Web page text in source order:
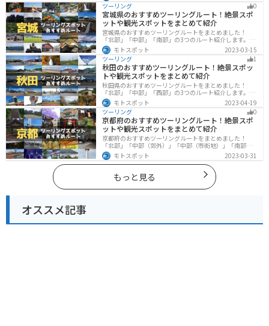
ットが多数あります。バイクで東北にツーリングに行く
際は参考にしてください。
ツーリング
0
宮城県のおすすめツーリングルート！絶景スポ
ットや観光スポットをまとめて紹介
宮城県のおすすめツーリングルートをまとめました！
「北部」「中部」「南部」の3つのルート紹介します。キ
ツネ村や広大な山や滝、湖などを歴史や自然を満喫する
ツーリングができます。バイクで宮城県にツーリングに
行く際は参考にしてください。
モトスポット
2023-03-15
ツーリング
1
秋田のおすすめツーリングルート！絶景スポッ
トや観光スポットをまとめて紹介
秋田県のおすすめツーリングルートをまとめました！
「北部」「中部」「西部」の3つのルート紹介します。自
然豊かな山々や湖、温泉地が点在し、四季折々の景色を
楽しめるスポットが多数あります。バイクで秋田県にツ
ーリングに行く際は参考にしてください。
モトスポット
2023-04-19
ツーリング
0
京都府のおすすめツーリングルート！絶景スポ
ットや観光スポットをまとめて紹介
京都府のおすすめツーリングルートをまとめました！
「北部」「中部（郊外）」「中部（市街地）」「南部」
の4つのルート紹介します。古い町並みや神社仏閣、自然
に囲まれた風光明媚なスポットが数多く存在し、様々な
楽しみ方ができます。バイクで京都府にツーリングに行
く際は参考にしてください。
モトスポット 2023-03-31
もっと見る
オススメ記事